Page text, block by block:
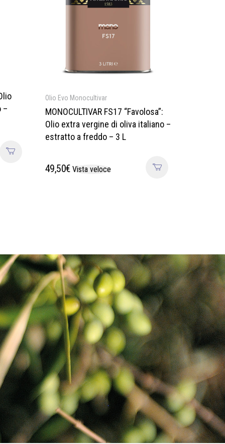
–
Olio Evo Monocultivar
MONOCULTIVAR FS17 “Favolosa”:
Olio extra vergine di oliva italiano –
estratto a freddo – 3 L
49,50€ Vista veloce